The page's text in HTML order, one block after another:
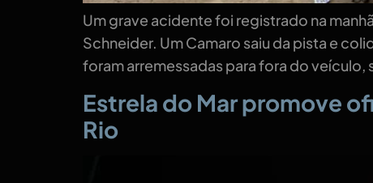
Um grave acidente foi registrado na
Schneider. Um Camaro saiu da pista e
foram arremessadas para fora do
Estrela do Mar promove
Rio